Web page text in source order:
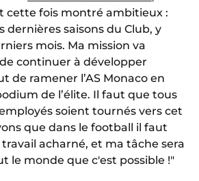
cette fois montré ambitieux :
dernières saisons du Club, y
mois. Ma mission va
continuer à développer
de ramener l’AS Monaco en
de l’élite. Il faut que tous
soient tournés vers cet
que dans le football il faut
acharné, et ma tâche sera
le monde que c'est possible !"